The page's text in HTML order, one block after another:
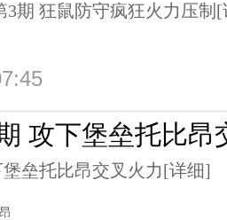
3期 狂鼠防守疯狂火力压制 [
攻下堡垒托比昂
垒托比昂交叉火力[详细]